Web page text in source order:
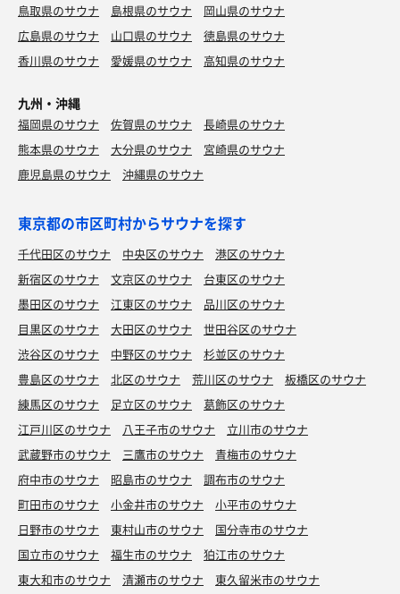
鳥取県のサウナ 島根県のサウナ
岡山県のサウナ
広島県のサウナ
山口県のサウナ
徳島県のサウナ
香川県のサウナ
愛媛県のサウナ 高知県のサウナ
九州・沖縄
福岡県のサウナ 佐賀県のサウナ
長崎県のサウナ
熊本県のサウナ
大分県のサウナ
宮崎県のサウナ
鹿児島県のサウナ
沖縄県のサウナ
東京都の市区町村からサウナを探す
千代田区のサウナ 中央区のサウナ
港区のサウナ
新宿区のサウナ
文京区のサウナ
台東区のサウナ
墨田区のサウナ
江東区のサウナ
品川区のサウナ
目黒区のサウナ
大田区のサウナ
世田谷区のサウナ
渋谷区のサウナ
中野区のサウナ
杉並区のサウナ
豊島区のサウナ
北区のサウナ 荒川区のサウナ
板橋区のサウナ
練馬区のサウナ
足立区のサウナ
葛飾区のサウナ
江戸川区のサウナ
八王子市のサウナ
立川市のサウナ
武蔵野市のサウナ
三鷹市のサウナ
青梅市のサウナ
府中市のサウナ
昭島市のサウナ
調布市のサウナ
町田市のサウナ
小金井市のサウナ
小平市のサウナ
日野市のサウナ
東村山市のサウナ
国分寺市のサウナ
国立市のサウナ
福生市のサウナ
狛江市のサウナ
東大和市のサウナ
清瀬市のサウナ
東久留米市のサウナ